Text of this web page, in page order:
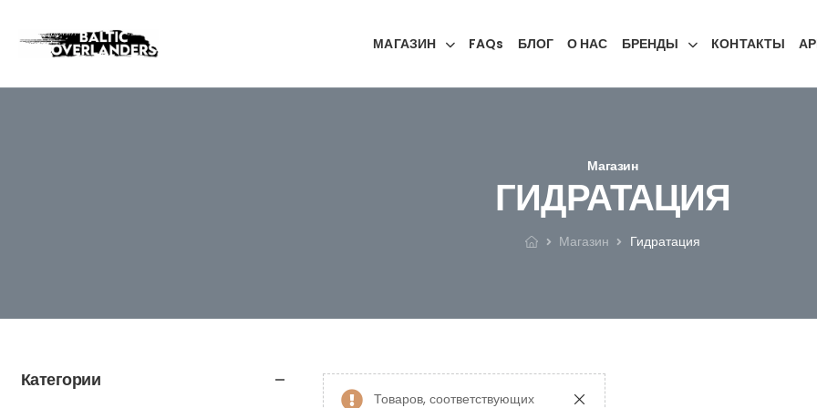
МАГАЗИН FAQs БЛОГ О НАС БРЕНДЫ КОНТАКТЫ
Магазин
ГИДРАТАЦИЯ
Магазин Гидратация
Категории
Товаров, соответствующих